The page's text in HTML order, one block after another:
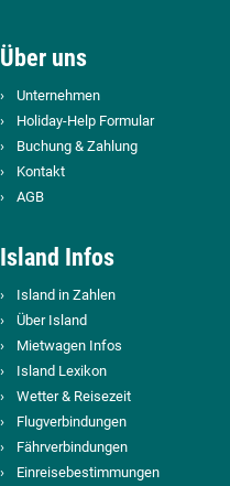
Über uns
Unternehmen
Holiday-Help Formular
Buchung & Zahlung
Kontakt
AGB
Island Infos
Island in Zahlen
Über Island
Mietwagen Infos
Island Lexikon
Wetter & Reisezeit
Flugverbindungen
Fährverbindungen
Einreisebestimmungen